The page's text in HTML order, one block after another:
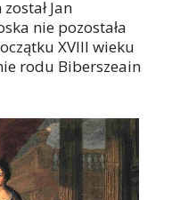
Jan
nie pozostała
XVIII wieku
rodu Biberszeain